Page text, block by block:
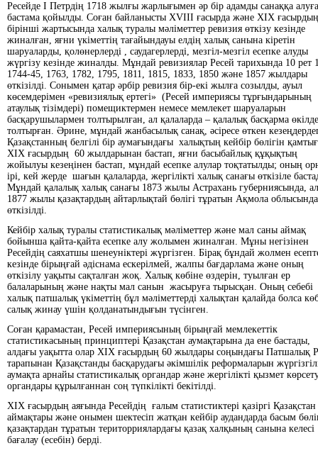
Ресейде І Петрдің 1718 жылғы жарлығымен әр бір адамды санаққа алуға
бастама қойылды. Соған байланысты ХVІІІ ғасырда және ХІХ ғасырдың
бірінші жартысында халық туралы мәліметтер ревизия өткізу кезінде
жиналған, яғни үкіметтің тағайындауы елдің халық санына кіретін
шаруаларды, қолөнерлерді , саудагерлерді, мезгіл-мезгіл есепке алуды
жүргізу кезінде жиналды. Мұндай ревизиялар Ресей тарихында 10 рет
1744-45, 1763, 1782, 1795, 1811, 1815, 1833, 1850 және 1857 жылдары
өткізілді. Сонымен қатар әрбір ревизия бір-екі жылға созылды, ауыл
көсемдерімен «ревизиялық ертегі» (Ресей империясы тұрғындарының
атаулық тізімдері) помещиктермен немесе мемлекет шаруаларын
басқарушылармен толтырылған, ал қалаларда – қалалық басқарма
толтырған. Әрине, мұндай жанбасылық санақ, әсіресе өткен
Қазақстанның белгілі бір аумағындағы халықтың кейбір бөлігін
ХІХ ғасырдың 60 жылдарынан бастап, яғни басыбайлық құқықтың
жойылуы кезеңінен бастап, мұндай есепке алулар тоқтатылды; оның
ірі, кей жерде шағын қалаларда, жергілікті халық санағы өткізіле
Мұндай қалалық халық санағы 1873 жылы Астрахань губерниясында, ал
1877 жылы қазақтардың айтарлықтай бөлігі тұратын Ақмола облысында
өткізілді.
Кейбір халық туралы статистикалық мәліметтер және мал саны аймақ
бойынша қайта-қайта есепке алу жолымен жиналған. Мұны негізінен
Ресейдің саяхатшы шенеуніктері жүргізген. Бірақ бұндай жолмен
кезінде бірыңғай әдіснама ескерілмей, жалпы бағдарлама және оның
өткізілу уақыты сақталған жоқ. Халық көбіне өздерін, туылған ер
балаларының және нақты мал санын жасыруға тырысқан. Оның себебі
халық патшалық үкіметтің бұл мәліметтерді халықтан қалайда болса
салық жинау үшін қолданатындығын түсінген.
Соған қарамастан, Ресей империясының бірыңғай мемлекеттік
статистикасының принциптері Қазақстан аумақтарына да ене бастады,
алдағы уақытта олар ХІХ ғасырдың 60 жылдары соңындағы Патшалық
тарапынан Қазақстанды басқарудағы әкімшілік реформаларын
аумақта арнайы статистикалық органдар және жергілікті қызмет
органдары құрылғаннан соң түпкілікті бекітілді.
ХІХ ғасырдың аяғында Ресейдің ғалым статистиктері қазіргі Қазақстан
аймақтары және онымен шектесіп жатқан кейбір аудандарда басым
қазақтардан тұратын територриялардағы қазақ халқының санына келесі
бағалау (есебін) берді.